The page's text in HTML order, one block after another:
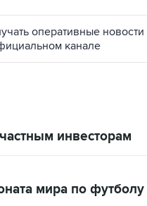
оперативные новости
канале
инвесторам
мира по футболу